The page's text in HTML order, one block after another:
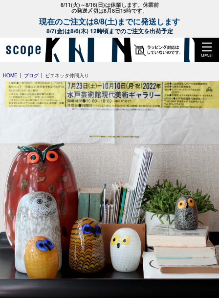
8/11(火)～8/16(日)は休業します。休業前
の発送〆切は8月8日15時です。
現在のご注文は8/8(土)までに発送します
8/7(金)は8/6(木) 12時頃までのご注文を出荷予定
MENU
HOME ブログ ビエネッタ仲間入り